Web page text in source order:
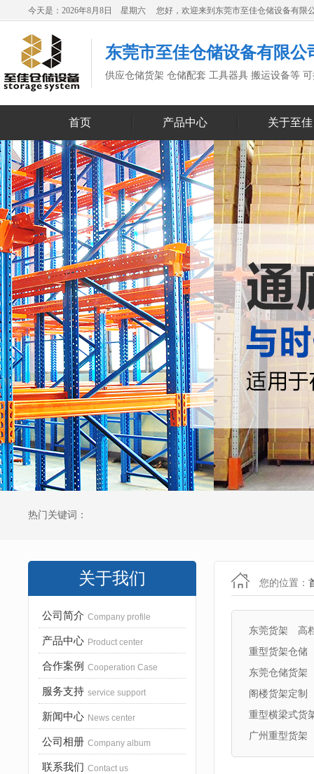
今天是：2026年8月8日 星期六 您好，欢迎来到东莞市至佳仓储设备有限
东莞市至佳仓储设备有限公
供应仓储货架 仓储配套 工具器具 搬运设备等
首页 产品中心 关于至佳
热门关键词：
关于我们
公司简介 Company profile
产品中心 Product center
合作案例 Cooperation Case
服务支持 service support
新闻中心 News center
公司相册 Company album
联系我们 Contact us
您的位置：
东莞货架
高
重型货架仓储
东莞仓储货架
阁楼货架定制
重型横梁式货
广州重型货架